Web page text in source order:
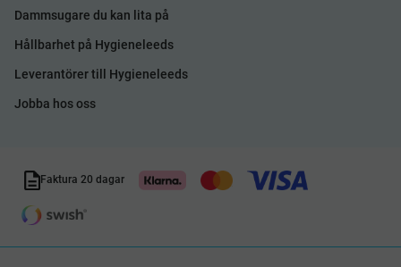
Dammsugare du kan lita på
Hållbarhet på Hygieneleeds
Leverantörer till Hygieneleeds
Jobba hos oss
Faktura 20 dagar